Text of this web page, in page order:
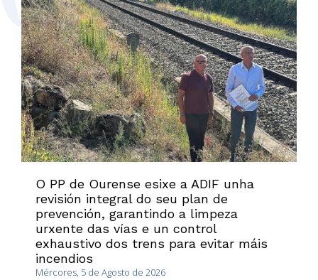
O PP de Ourense esixe a ADIF unha
revisión integral do seu plan de
prevención, garantindo a limpeza
urxente das vías e un control
exhaustivo dos trens para evitar máis
incendios
Mércores, 5 de Agosto de 2026